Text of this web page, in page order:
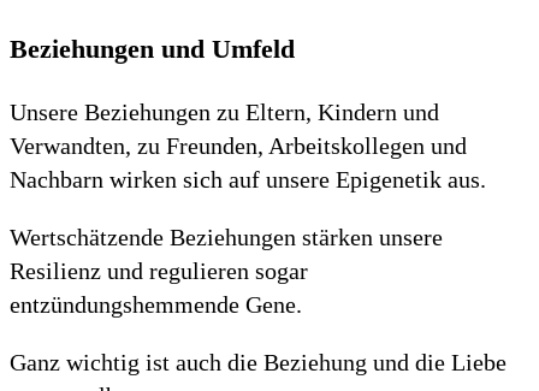
Beziehungen und Umfeld
Unsere Beziehungen zu Eltern, Kindern und
Verwandten, zu Freunden, Arbeitskollegen und
Nachbarn wirken sich auf unsere Epigenetik aus.
Wertschätzende Beziehungen stärken unsere
Resilienz und regulieren sogar
entzündungshemmende Gene.
Ganz wichtig ist auch die Beziehung und die Liebe